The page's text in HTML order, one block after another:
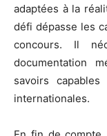
adaptées à la
défi dépasse les
concours. Il
documentation
savoirs
internationales.